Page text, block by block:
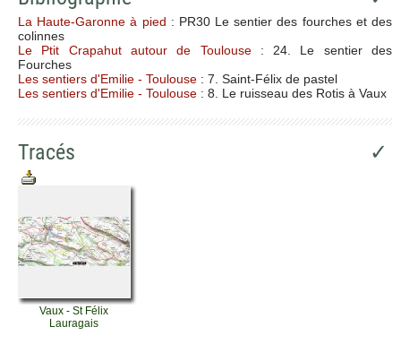
La Haute-Garonne à pied : PR30 Le sentier des fourches et des
colinnes
Le Ptit Crapahut autour de Toulouse: 24. Le sentier des
Fourches
Les sentiers d'Emilie - Toulouse : 7. Saint-Félix de pastel
Les sentiers d'Emilie - Toulouse : 8. Le ruisseau des Rotis à Vaux
Tracés ✓
Vaux - St Félix
Lauragais